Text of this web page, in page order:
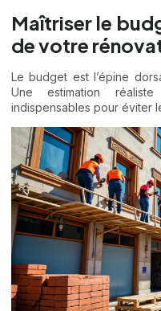
Maîtriser le
de votre
Le budget est l’épine
Une estimation
indispensables pour éviter